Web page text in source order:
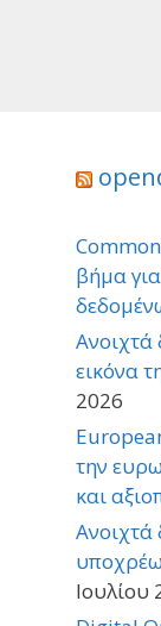
βήμα
Ανοιχτά
εικόνα
2026
την
και
Ανοιχτά
Ιουλίου